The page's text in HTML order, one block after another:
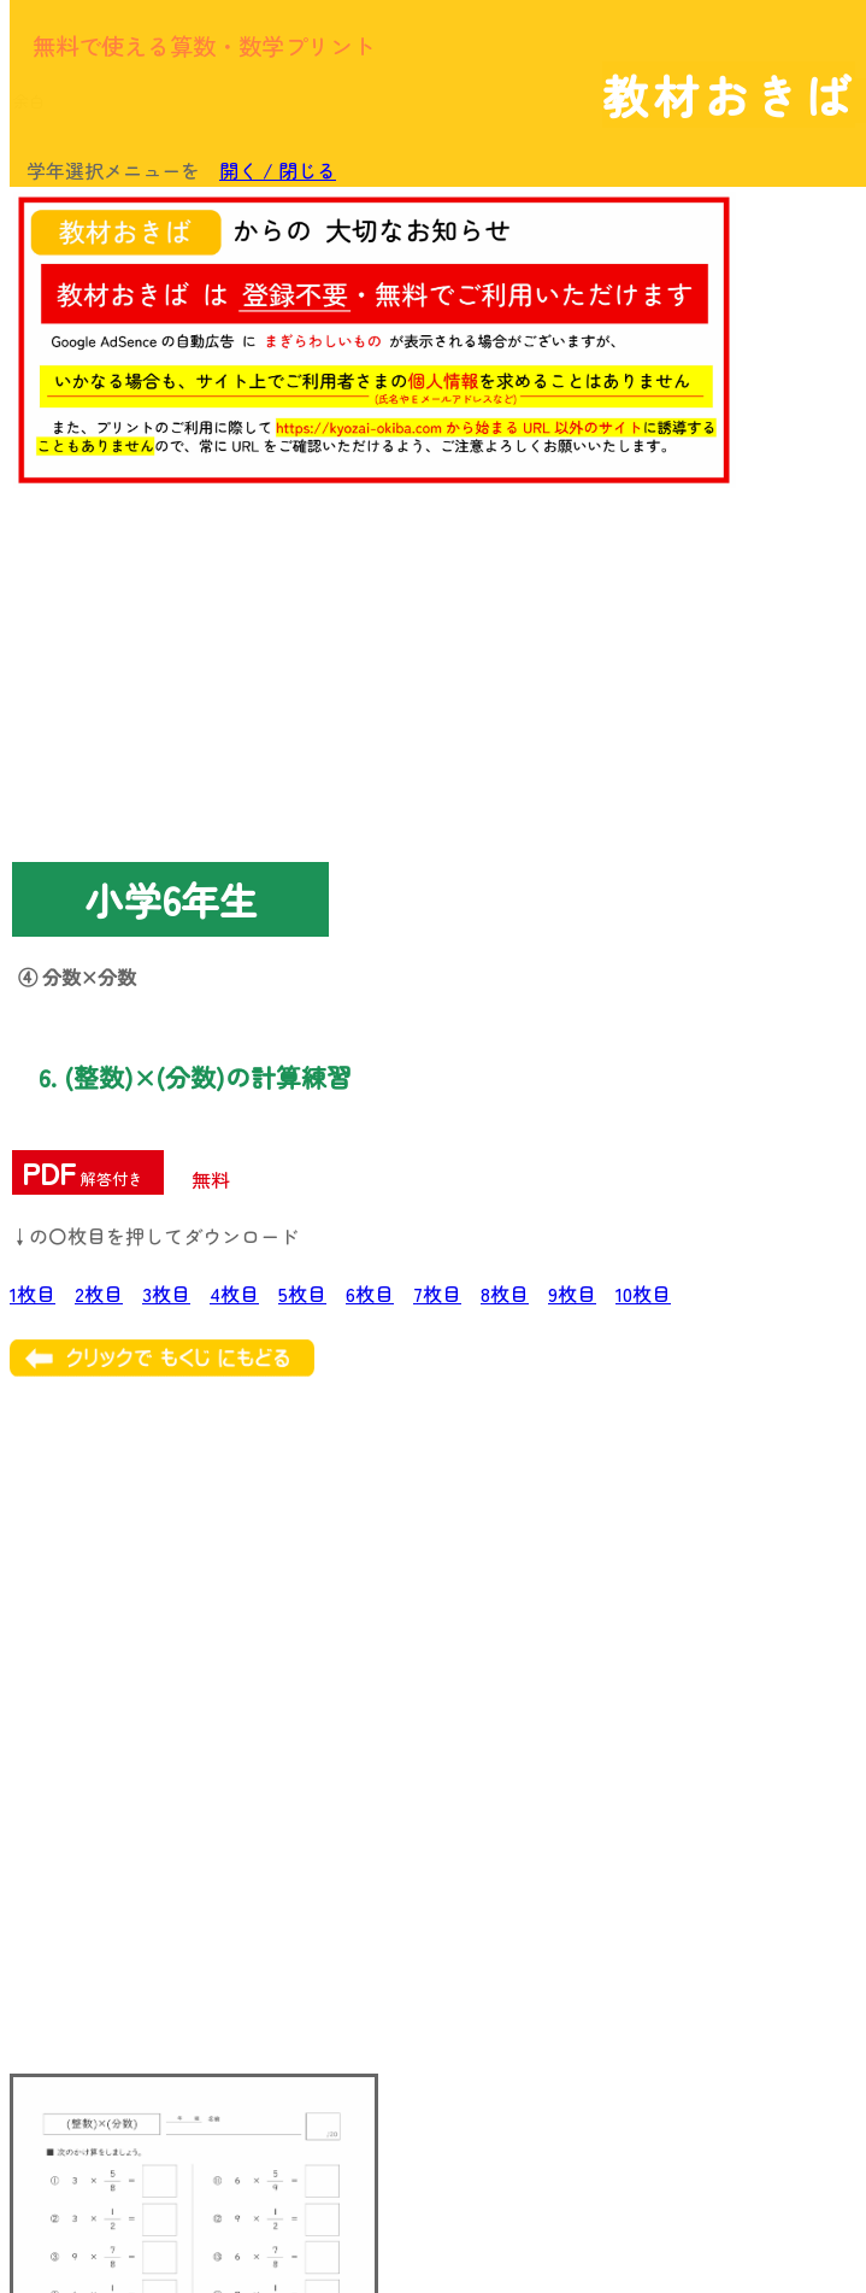
無料で使える算数・数学プリント
教材おきば
学年選択メニューを 開く / 閉じる
小学6年生
④ 分数×分数
6. (整数)×(分数)の計算練習
PDF 解答付き
無料
↓の〇枚目を押してダウンロード
1枚目
2枚目 3枚目 4枚目 5枚目 6枚目 7枚目 8枚目 9枚目 10枚目